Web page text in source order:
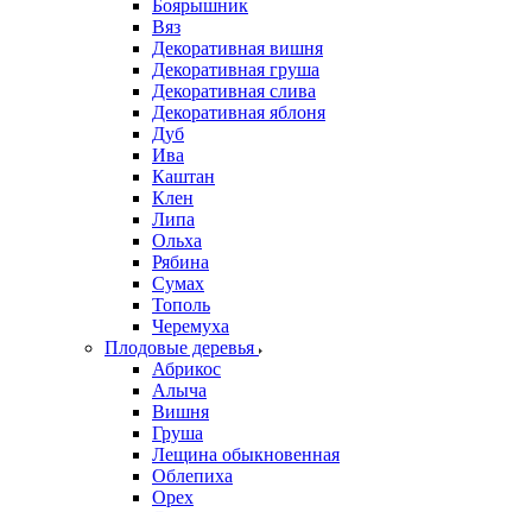
Боярышник
Вяз
Декоративная вишня
Декоративная груша
Декоративная слива
Декоративная яблоня
Дуб
Ива
Каштан
Клен
Липа
Ольха
Рябина
Сумах
Тополь
Черемуха
Плодовые деревья
Абрикос
Алыча
Вишня
Груша
Лещина обыкновенная
Облепиха
Орех